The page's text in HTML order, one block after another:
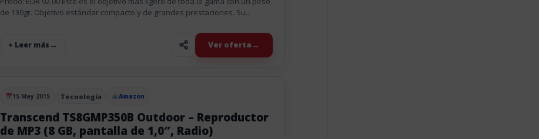
de 130gr. Objetivo estándar compacto y de grandes prestaciones. Su...
+ Leer más Ver oferta
Publicado el
15 May 2015 Tecnología Amazon
Transcend TS8GMP350B Outdoor – Reproductor
de MP3 (8 GB, pantalla de 1,0″, Radio)